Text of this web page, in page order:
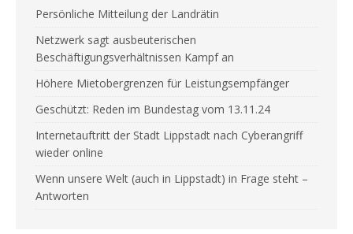
Persönliche Mitteilung der Landrätin
Netzwerk sagt ausbeuterischen
Beschäftigungsverhältnissen Kampf an
Höhere Mietobergrenzen für Leistungsempfänger
Geschützt: Reden im Bundestag vom 13.11.24
Internetauftritt der Stadt Lippstadt nach Cyberangriff
wieder online
Wenn unsere Welt (auch in Lippstadt) in Frage steht –
Antworten